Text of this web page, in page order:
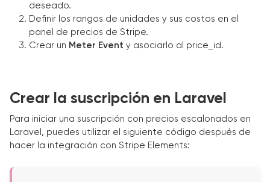
deseado.
Definir los rangos de unidades y sus costos en el
panel de precios de Stripe.
Crear un Meter Event y asociarlo al price_id.
Crear la suscripción en Laravel
Para iniciar una suscripción con precios escalonados en
Laravel, puedes utilizar el siguiente código después de
hacer la integración con Stripe Elements: